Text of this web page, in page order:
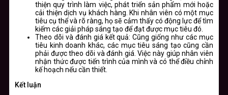
thiện quy trình làm việc, phát triển sản phẩm mới hoặc
cải thiện dịch vụ khách hàng. Khi nhân viên có một mục
tiêu cụ thể và rõ ràng, họ sẽ cảm thấy có động lực để tìm
kiếm các giải pháp sáng tạo để đạt được mục tiêu đó.
Theo dõi và đánh giá kết quả: Cũng giống như các mục
tiêu kinh doanh khác, các mục tiêu sáng tạo cũng cần
phải được theo dõi và đánh giá. Việc này giúp nhân viên
nhận thức được tiến trình của mình và có thể điều chỉnh
kế hoạch nếu cần thiết.
Kết luận